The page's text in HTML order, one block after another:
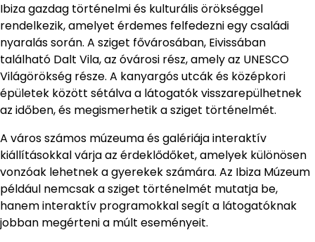
Ibiza gazdag történelmi és kulturális örökséggel
rendelkezik, amelyet érdemes felfedezni egy családi
nyaralás során. A sziget fővárosában, Eivissában
található Dalt Vila, az óvárosi rész, amely az UNESCO
Világörökség része. A kanyargós utcák és középkori
épületek között sétálva a látogatók visszarepülhetnek
az időben, és megismerhetik a sziget történelmét.
A város számos múzeuma és galériája interaktív
kiállításokkal várja az érdeklődőket, amelyek különösen
vonzóak lehetnek a gyerekek számára. Az Ibiza Múzeum
például nemcsak a sziget történelmét mutatja be,
hanem interaktív programokkal segít a látogatóknak
jobban megérteni a múlt eseményeit.